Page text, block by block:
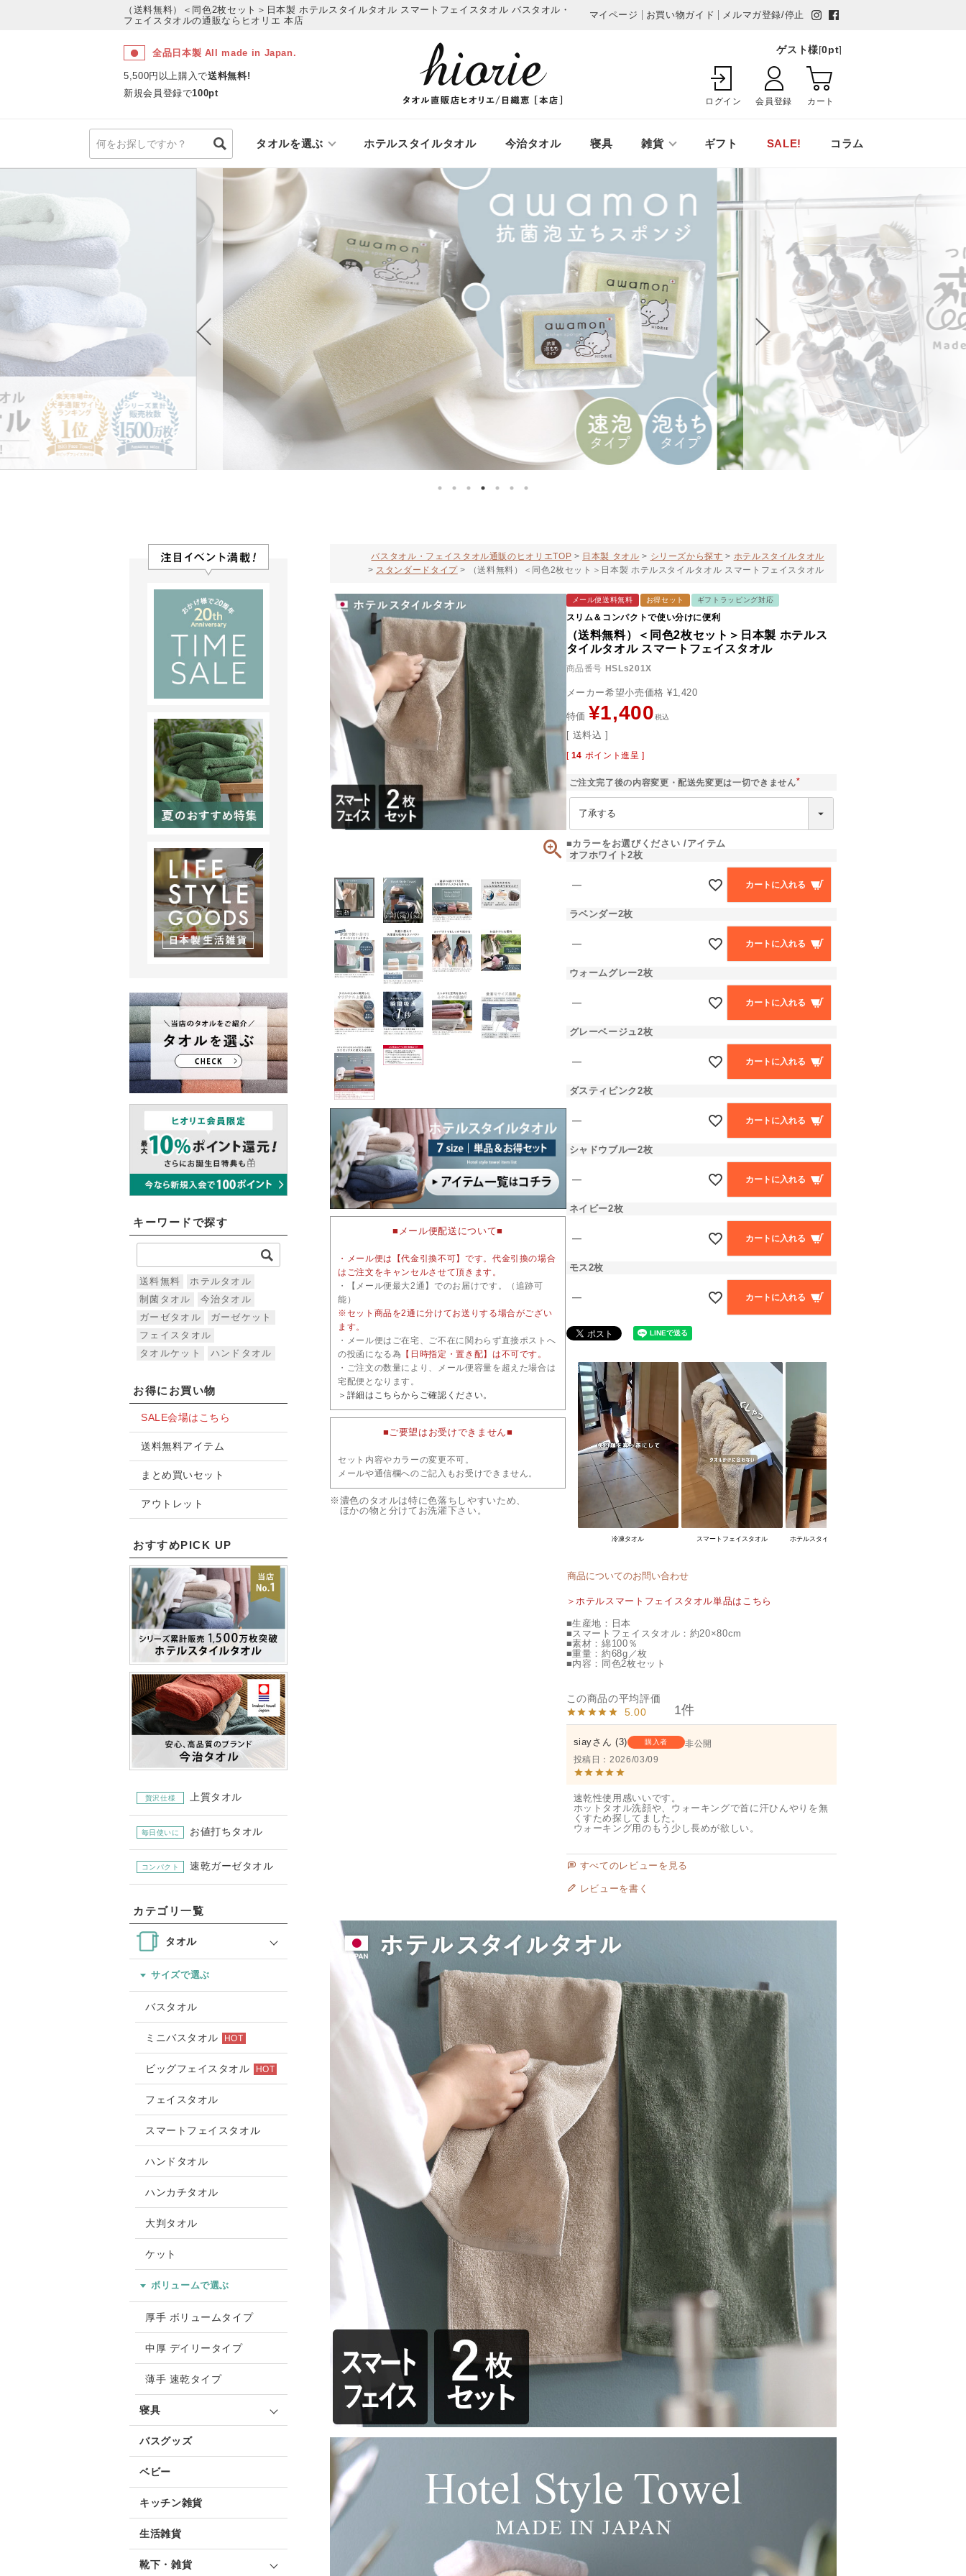
（送料無料）＜同色2枚セット＞日本製 ホテルスタイルタオル スマートフェイスタオル バスタオル・
フェイスタオルの通販ならヒオリエ 本店
マイページ お買い物ガイド メルマガ登録/停止
全品日本製 All made in Japan.
5,500円以上購入で送料無料!
新規会員登録で100pt
ゲスト様[0pt]
ログイン 会員登録 カート
タオルを選ぶ ホテルスタイルタオル 今治タオル 寝具 雑貨 ギフト SALE! コラム
キーワードで探す
送料無料
ホテルタオル
制菌タオル
今治タオル
ガーゼタオル
ガーゼケット
フェイスタオル
タオルケット
ハンドタオル
お得にお買い物
SALE会場はこちら
送料無料アイテム
まとめ買いセット
アウトレット
おすすめPICK UP
贅沢仕様 上質タオル
毎日使いに お値打ちタオル
コンパクト 速乾ガーゼタオル
カテゴリ一覧
タオル
サイズで選ぶ
バスタオル
ミニバスタオル HOT
ビッグフェイスタオル HOT
フェイスタオル
スマートフェイスタオル
ハンドタオル
ハンカチタオル
大判タオル
ケット
ボリュームで選ぶ
厚手 ボリュームタイプ
中厚 デイリータイプ
薄手 速乾タイプ
寝具
バスグッズ
ベビー
キッチン雑貨
生活雑貨
靴下・雑貨
バスタオル・フェイスタオル通販のヒオリエTOP 日本製 タオル シリーズから探す
ホテルスタイルタオル
スタンダードタイプ
（送料無料）＜同色2枚セット＞日本製 ホテルスタイルタオル スマートフェイスタオル
■メール便配送について■
・メール便は【代金引換不可】です。代金引換の場合
はご注文をキャンセルさせて頂きます。
・【メール便最大2通】でのお届けです。（追跡可
能）
※セット商品を2通に分けてお送りする場合がござい
ます。
・メール便はご在宅、ご不在に関わらず直接ポストへ
の投函になる為
【日時指定・置き配】は不可です。
・ご注文の数量により、メール便容量を超えた場合は
宅配便となります。
＞詳細はこちらからご確認ください。
■ご要望はお受けできません■
セット内容やカラーの変更不可。
メールや通信欄へのご記入もお受けできません。
※濃色のタオルは特に色落ちしやすいため、
ほかの物と分けてお洗濯下さい。
メール便送料無料 お得セット ギフトラッピング対応
スリム＆コンパクトで使い分けに便利
（送料無料）＜同色2枚セット＞日本製 ホテルス
タイルタオル スマートフェイスタオル
商品番号 HSLs201X
メーカー希望小売価格 ¥1,420
特価 ¥1,400税込
送料込
[ 14 ポイント進呈 ]
ご注文完了後の内容変更・配送先変更は一切できません
必
■カラーをお選びください
アイテム
オフホワイト2枚
― カートに入れる
ラベンダー2枚
― カートに入れる
ウォームグレー2枚
― カートに入れる
グレーベージュ2枚
― カートに入れる
ダスティピンク2枚
― カートに入れる
シャドウブルー2枚
― カートに入れる
ネイビー2枚
― カートに入れる
モス2枚
― カートに入れる
冷凍タオル スマートフェイスタオル ホテルスタイルタオル カラバリ
商品についてのお問い合わせ
＞ホテルスマートフェイスタオル単品はこちら
■生産地：日本
■スマートフェイスタオル：約20×80cm
■素材：綿100％
■重量：約68g／枚
■内容：同色2枚セット
5.00 1
siay 3 購入者
非公開
投稿日
2026/03/09
速乾性使用感いいです。
ホットタオル洗顔や、ウォーキングで首に汗ひんやりを無
くすため探してました。
ウォーキング用のもう少し長めが欲しい。
すべてのレビューを見る
レビューを書く